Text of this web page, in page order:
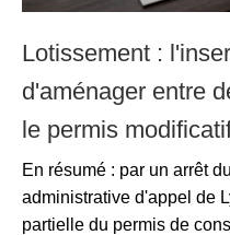
Lotissement :
d'aménager entre
le permis
En résumé : par un arrêt
administrative d'appel de
partielle du permis de